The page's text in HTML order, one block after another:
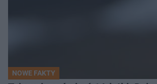
NOWE FAKTY